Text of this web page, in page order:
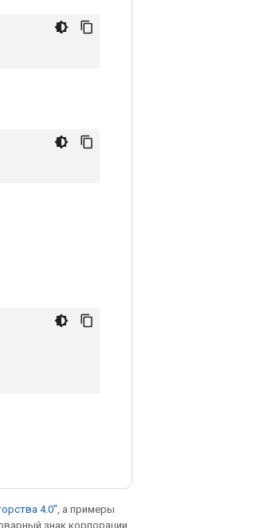
4.0" , а примеры
знак корпорации